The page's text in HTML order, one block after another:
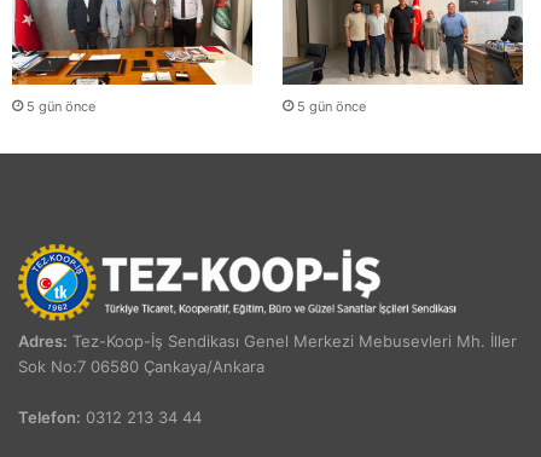
5 gün önce 5 gün önce
Adres: Tez-Koop-İş Sendikası Genel Merkezi Mebusevleri Mh. İller
Sok No:7 06580 Çankaya/Ankara
Telefon: 0312 213 34 44